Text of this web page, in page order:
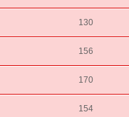
130
156
170
154